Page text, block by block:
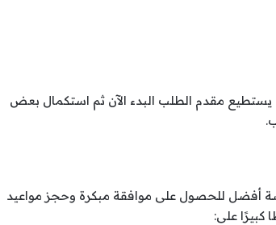
مقدم الطلب البدء الآن ثم استكمال بعض
أفضل للحصول على موافقة مبكرة وحجز مواعيد
كبيرًا على: